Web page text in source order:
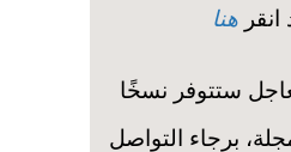
انقرهنا
ستتوفر نسخًا
برجاء التواصل